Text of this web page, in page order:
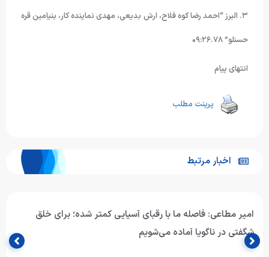
۳. البرز “احمد رضا کوه فلاح، ارش بدیعی، مهدی نماینده کار، بنیامین قره
حسنلو” ۰۹:۲۶.۷۸
انتهای پیام
پرینت مطلب
اخبار مرتبط
امیر مطاعی: فاصله ما با رقبای آسیایی کمتر شده؛ برای خلق
شگفتی در ناگویا آماده می‌شویم